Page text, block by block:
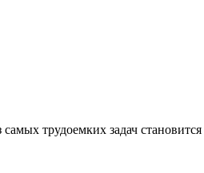
трудоемких задач становится